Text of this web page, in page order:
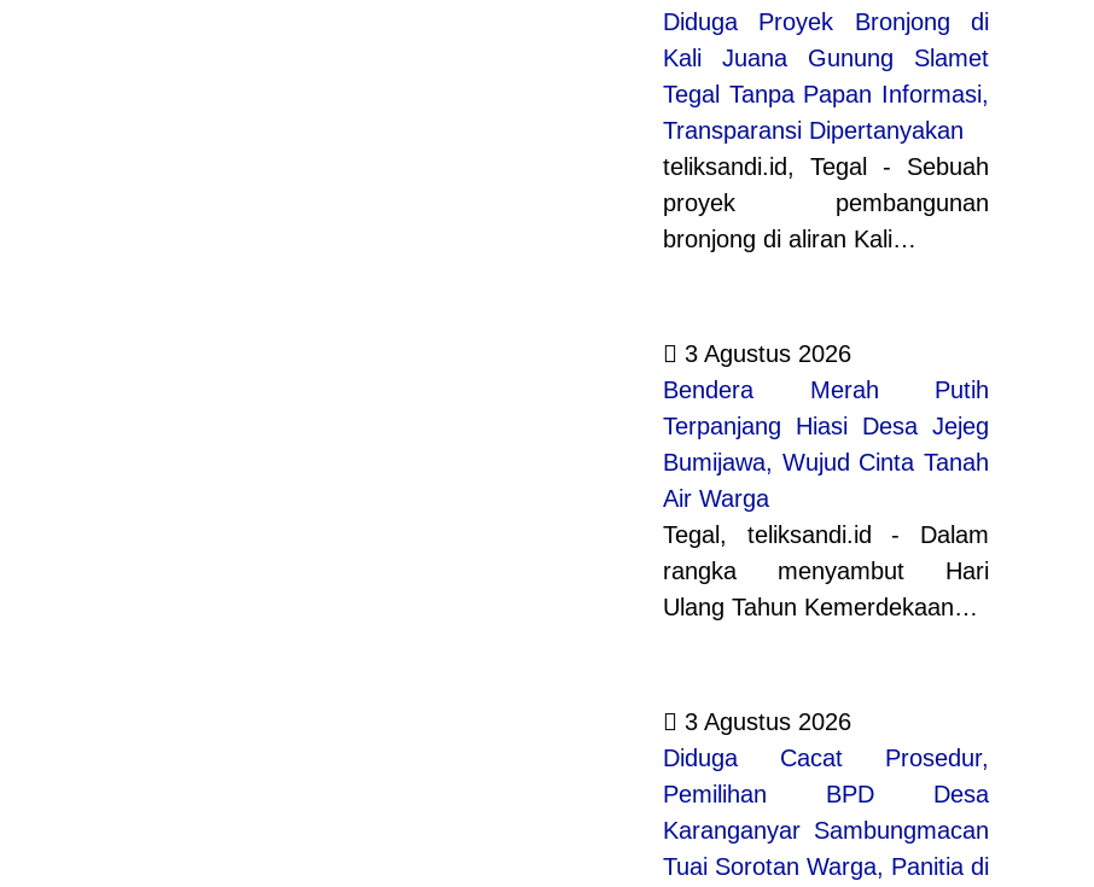
Diduga Proyek Bronjong di
Kali Juana Gunung Slamet
Tegal Tanpa Papan Informasi,
Transparansi Dipertanyakan
teliksandi.id, Tegal - Sebuah
proyek pembangunan
bronjong di aliran Kali…
3 Agustus 2026
Bendera Merah Putih
Terpanjang Hiasi Desa Jejeg
Bumijawa, Wujud Cinta Tanah
Air Warga
Tegal, teliksandi.id - Dalam
rangka menyambut Hari
Ulang Tahun Kemerdekaan…
3 Agustus 2026
Diduga Cacat Prosedur,
Pemilihan BPD Desa
Karanganyar Sambungmacan
Tuai Sorotan Warga, Panitia di